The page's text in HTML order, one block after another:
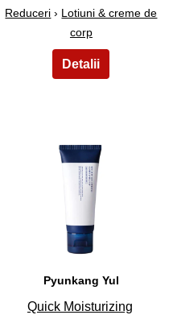
Reduceri › Lotiuni & creme de
corp
Pyunkang Yul
Quick Moisturizing